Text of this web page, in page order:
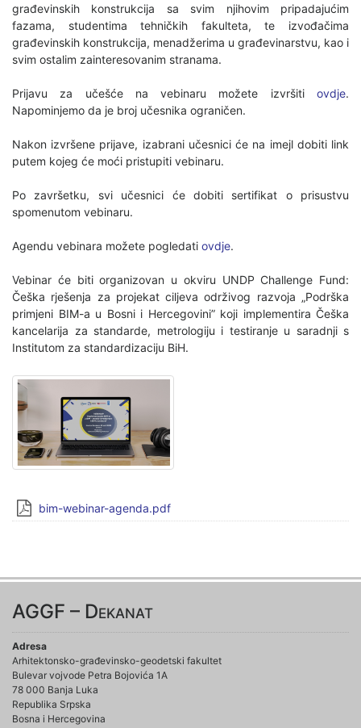
građevinskih konstrukcija sa svim njihovim pripadajućim
fazama, studentima tehničkih fakulteta, te izvođačima
građevinskih konstrukcija, menadžerima u građevinarstvu, kao i
svim ostalim zainteresovanim stranama.
Prijavu za učešće na vebinaru možete izvršiti ovdje.
Napominjemo da je broj učesnika ograničen.
Nakon izvršene prijave, izabrani učesnici će na imejl dobiti link
putem kojeg će moći pristupiti vebinaru.
Po završetku, svi učesnici će dobiti sertifikat o prisustvu
spomenutom vebinaru.
Agendu vebinara možete pogledati ovdje.
Vebinar će biti organizovan u okviru UNDP Challenge Fund:
Češka rješenja za projekat ciljeva održivog razvoja „Podrška
primjeni BIM-a u Bosni i Hercegovini” koji implementira Češka
kancelarija za standarde, metrologiju i testiranje u saradnji s
Institutom za standardizaciju BiH.
bim-webinar-agenda.pdf
AGGF – Dekanat
Adresa
Arhitektonsko-građevinsko-geodetski fakultet
Bulevar vojvode Petra Bojovića 1A
78 000 Banja Luka
Republika Srpska
Bosna i Hercegovina